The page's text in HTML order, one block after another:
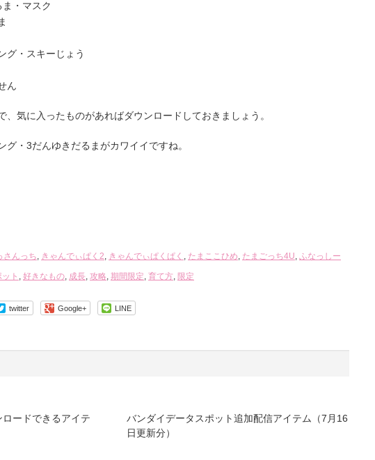
ま・マスク
グ・スキーじょう
ん
、気に入ったものがあればダウンロードしておきましょう。
グ・3だんゆきだるまがカワイイですね。
さんっち, きゃんでぃぱく2, きゃんでぃぱくぱく , たまここひめ, たまごっち4U, ふなっしー
ト , 好きなもの, 成長, 攻略, 期間限定, 育て方, 限定
twitter Google+ LINE
ードできるアイテ
バンダイデータスポット追加配信アイテム（7月16
日更新分）